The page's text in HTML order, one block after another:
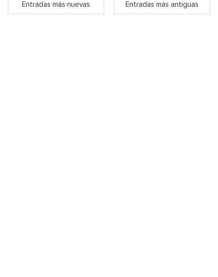
Entradas más nuevas Entradas más antiguas